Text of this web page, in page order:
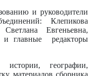
и руководители
Клепикова
Евгеньевна,
главные редакторы
истории, географии,